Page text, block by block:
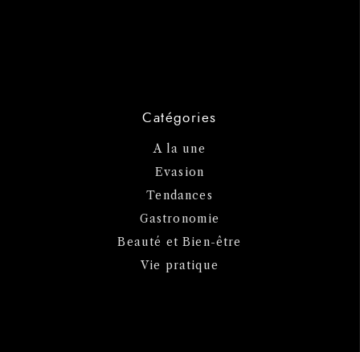
Catégories
A la une
Evasion
Tendances
Gastronomie
Beauté et Bien-être
Vie pratique